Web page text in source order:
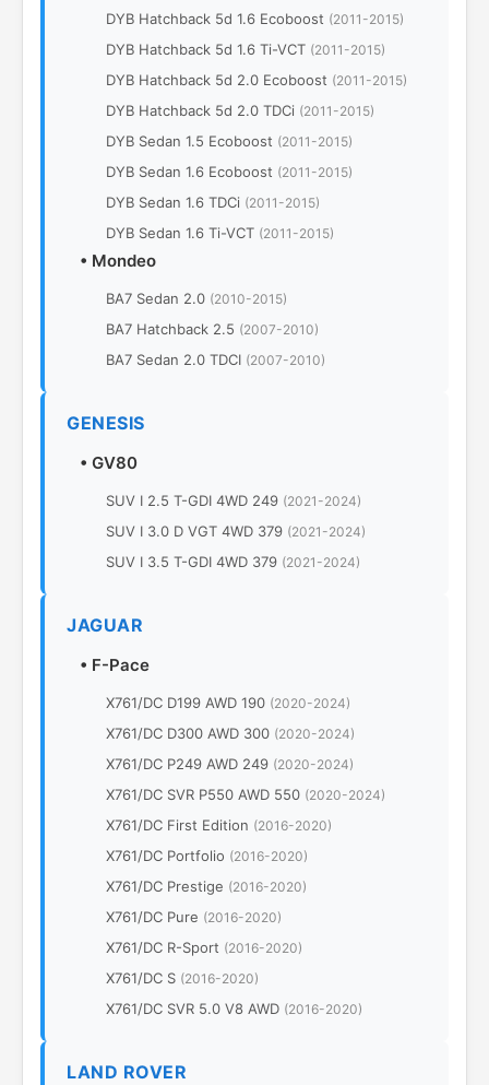
DYB Hatchback 5d 1.6 Ecoboost (2011-2015)
DYB Hatchback 5d 1.6 Ti-VCT (2011-2015)
DYB Hatchback 5d 2.0 Ecoboost (2011-2015)
DYB Hatchback 5d 2.0 TDCi (2011-2015)
DYB Sedan 1.5 Ecoboost (2011-2015)
DYB Sedan 1.6 Ecoboost (2011-2015)
DYB Sedan 1.6 TDCi (2011-2015)
DYB Sedan 1.6 Ti-VCT (2011-2015)
• Mondeo
BA7 Sedan 2.0 (2010-2015)
BA7 Hatchback 2.5 (2007-2010)
BA7 Sedan 2.0 TDCI (2007-2010)
GENESIS
• GV80
SUV I 2.5 T-GDI 4WD 249 (2021-2024)
SUV I 3.0 D VGT 4WD 379 (2021-2024)
SUV I 3.5 T-GDI 4WD 379 (2021-2024)
JAGUAR
• F-Pace
X761/DC D199 AWD 190 (2020-2024)
X761/DC D300 AWD 300 (2020-2024)
X761/DC P249 AWD 249 (2020-2024)
X761/DC SVR P550 AWD 550 (2020-2024)
X761/DC First Edition (2016-2020)
X761/DC Portfolio (2016-2020)
X761/DC Prestige (2016-2020)
X761/DC Pure (2016-2020)
X761/DC R-Sport (2016-2020)
X761/DC S (2016-2020)
X761/DC SVR 5.0 V8 AWD (2016-2020)
LAND ROVER